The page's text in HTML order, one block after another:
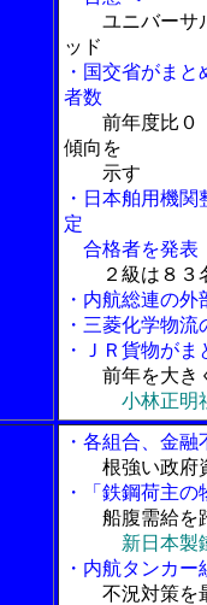
ユニバーサ
ッド
・国交省がま
者数
前年度比０
傾向を
示す
・日本舶用機
定
合格者を発表
２級は８
・内航総連の
・三菱化学物
・ＪＲ貨物が
前年を大き
小林正明
・各組合、金
根強い政府
・「鉄鋼荷主
船腹需給を
新日本
・内航タンカ
不況対策を